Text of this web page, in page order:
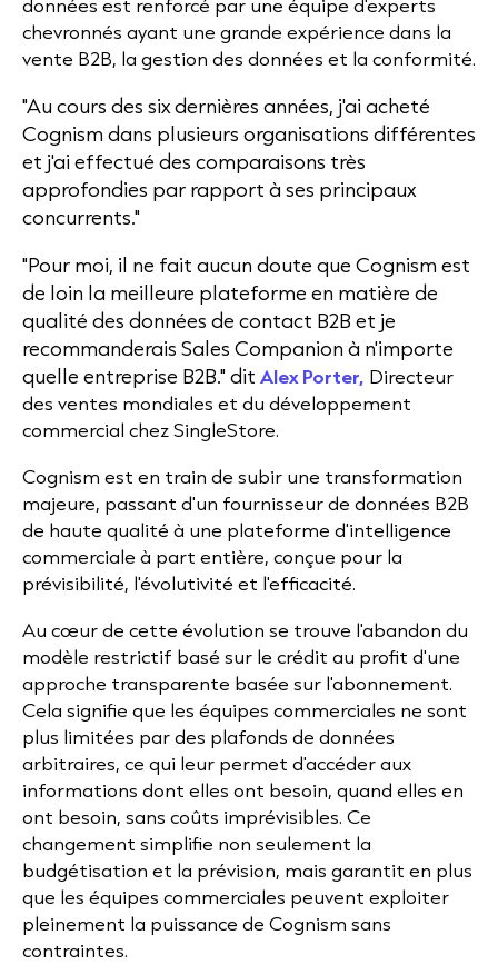
données est renforcé par une équipe d'experts
chevronnés ayant une grande expérience dans la
vente B2B, la gestion des données et la conformité.
"Au cours des six dernières années, j'ai acheté
Cognism dans plusieurs organisations différentes
et j'ai effectué des comparaisons très
approfondies par rapport à ses principaux
concurrents."
"Pour moi, il ne fait aucun doute que Cognism est
de loin la meilleure plateforme en matière de
qualité des données de contact B2B et je
recommanderais Sales Companion à n'importe
quelle entreprise B2B." dit Alex Porter, Directeur
des ventes mondiales et du développement
commercial chez SingleStore.
Cognism est en train de subir une transformation
majeure, passant d'un fournisseur de données B2B
de haute qualité à une plateforme d'intelligence
commerciale à part entière, conçue pour la
prévisibilité, l'évolutivité et l'efficacité.
Au cœur de cette évolution se trouve l'abandon du
modèle restrictif basé sur le crédit au profit d'une
approche transparente basée sur l'abonnement.
Cela signifie que les équipes commerciales ne sont
plus limitées par des plafonds de données
arbitraires, ce qui leur permet d'accéder aux
informations dont elles ont besoin, quand elles en
ont besoin, sans coûts imprévisibles. Ce
changement simplifie non seulement la
budgétisation et la prévision, mais garantit en plus
que les équipes commerciales peuvent exploiter
pleinement la puissance de Cognism sans
contraintes.